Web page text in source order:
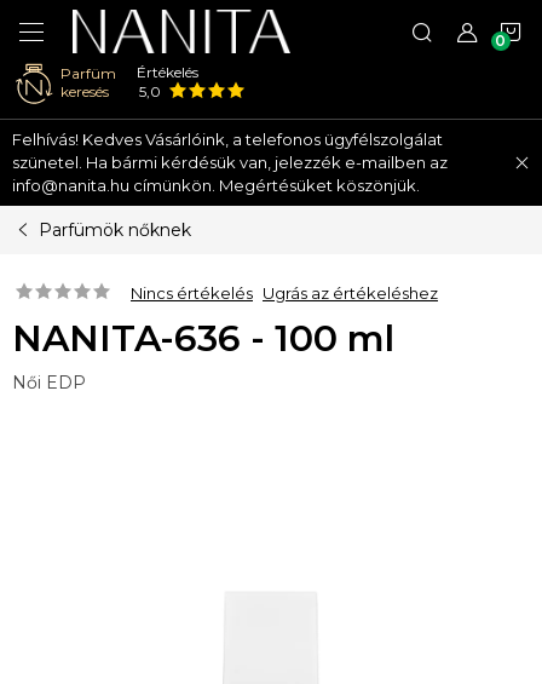
Ugrás
fő
tartalomhoz
Parfüm
keresés
Értékelés
5,0
Felhívás! Kedves Vásárlóink, a telefonos ügyfélszolgálat
szünetel. Ha bármi kérdésük van, jelezzék e-mailben az
info@nanita.hu címünkön. Megértésüket köszönjük.
Parfümök nőknek
Nincs értékelés Ugrás az értékeléshez
NANITA-636 - 100 ml
Női EDP